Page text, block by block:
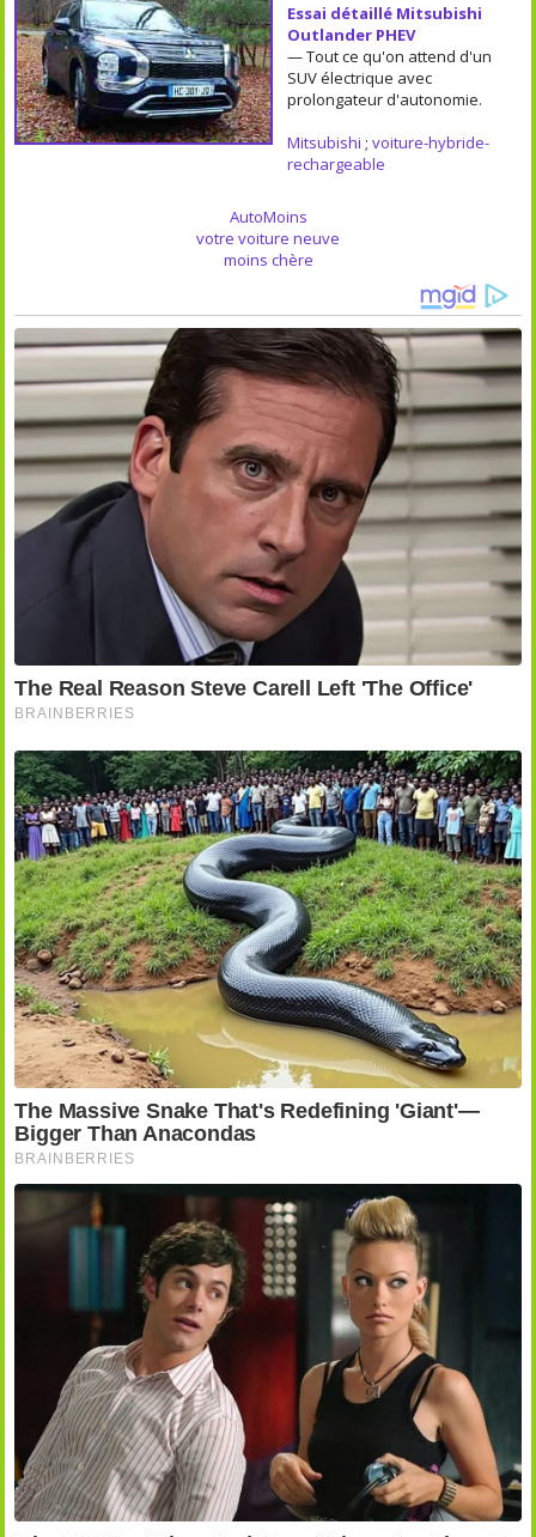
Essai détaillé Mitsubishi
Outlander PHEV
— Tout ce qu'on attend d'un
SUV électrique avec
prolongateur d'autonomie.
Mitsubishi ; voiture-hybride-
rechargeable
AutoMoins
votre voiture neuve
moins chère